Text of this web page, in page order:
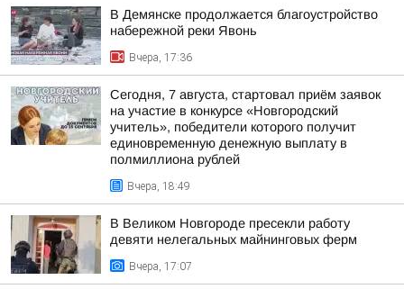
В Демянске продолжается благоустройство
набережной реки Явонь
Вчера, 17:36
Сегодня, 7 августа, стартовал приём заявок
на участие в конкурсе «Новгородский
учитель», победители которого получит
единовременную денежную выплату в
полмиллиона рублей
Вчера, 18:49
В Великом Новгороде пресекли работу
девяти нелегальных майнинговых ферм
Вчера, 17:07